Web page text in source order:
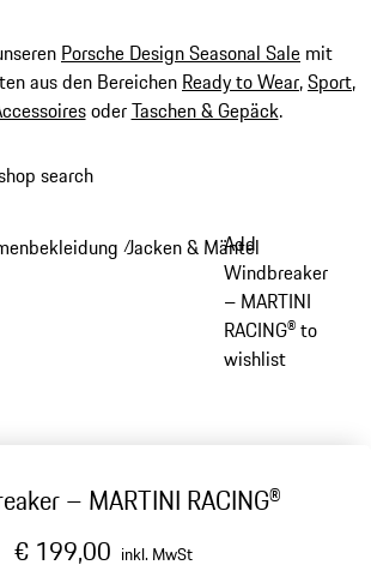
Porsche Design Seasonal Sale mit
aus den Bereichen Ready to Wear,Sport,
oderTaschen & Gepäck.
search
/Jacken & Mäntel - Damen
Add
Windbreaker
– MARTINI
RACING® to
wishlist
– MARTINI RACING®
€ 199,00 inkl. MwSt